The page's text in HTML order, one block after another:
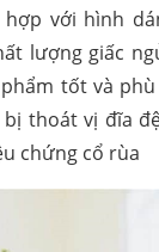
với hình
lượng giấc
tốt và
thoát vị đĩa
chứng cổ rùa